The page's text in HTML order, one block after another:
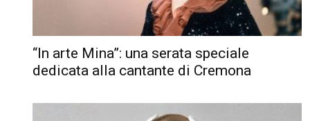
“In arte Mina”: una serata speciale
dedicata alla cantante di Cremona